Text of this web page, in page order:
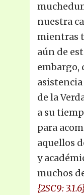
nuestra
mientras
aún de
embargo,
de la
a su
para
aquellos
y
muchos
{2SC9: